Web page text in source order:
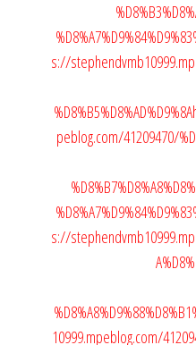
s://
%D8%B5%D8%AD%D9%8A
peblog.com/41209470/
s://
10999.mpeblog.com/